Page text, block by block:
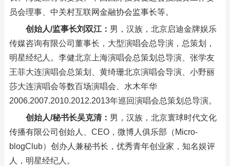
员会理事、中关村互联网金融协会监事长等。
创始人/监事长刘双江： 男，汉族，北京启迪金牌娱乐
传媒咨询有限公司董事长，大型演唱会总导演，总策划，
明星经纪人。李健北京上海演唱会总策划总导演、张学友
王菲大连演唱会总策划、黄绮珊北京演唱会导演、小野丽
莎大连演唱会等数百场演唱会、水木年华
2006.2007.2010.2012.2013年巡回演唱会总策划总导演。
创始人/秘书长吴克清： 男，汉族，北京寰球时代文化
传播有限公司创始人、CEO，微博人俱乐部（Micro-
blogClub）创办人兼秘书长，优秀青年创业家，知名娱评
人，明星经纪人。